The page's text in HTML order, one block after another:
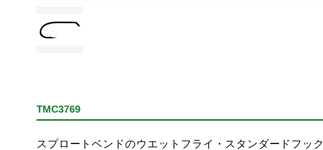
TMC3769
スプロートベンドのウエットフライ・スタンダードフック